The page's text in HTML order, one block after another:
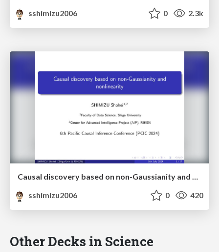
sshimizu2006
0 2.3k
Causal discovery based on non-Gaussianity and nonlinearity
sshimizu2006
0 420
Other Decks in Science